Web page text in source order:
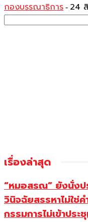
กองบรรณาธิการ - 24
เรื่องล่าสุด
“หมอสรณ” ยังนั่งป
วินิจฉัยสรรหาไม่ใช่
กรรมการไม่เข้าปร